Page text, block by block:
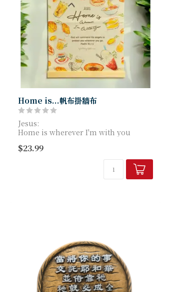
Home is...帆布掛牆布
Jesus:
Home is wherever I'm with you
God will command His angels to
$23.99